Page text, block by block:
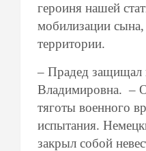
героиня нашей
мобилизации сына,
территории.
– Прадед защищал
Владимировна. –
тяготы военного
испытания.
закрыл собой